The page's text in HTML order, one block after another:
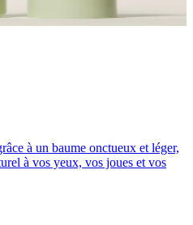
à un baume onctueux et léger,
à vos yeux, vos joues et vos